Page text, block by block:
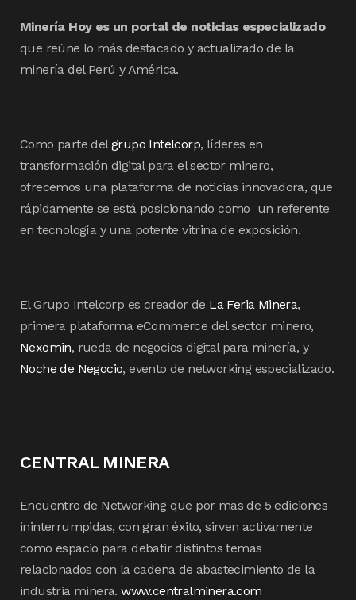
Minería Hoy es un portal de noticias especializado
que reúne lo más destacado y actualizado de la
minería del Perú y América.
Como parte delgrupo Intelcorp, líderes en
transformación digital para el sector minero,
ofrecemos una plataforma de noticias innovadora, que
rápidamente se está posicionando como un referente
en tecnología y una potente vitrina de exposición.
El Grupo Intelcorp es creador de La Feria Minera,
primera plataforma eCommerce del sector minero,
Nexomin, rueda de negocios digital para minería, y
Noche de Negocio, evento de networking especializado.
CENTRAL MINERA
Encuentro de Networking que por mas de 5 ediciones
ininterrumpidas, con gran éxito, sirven activamente
como espacio para debatir distintos temas
relacionados con la cadena de abastecimiento de la
industria minera.www.centralminera.com